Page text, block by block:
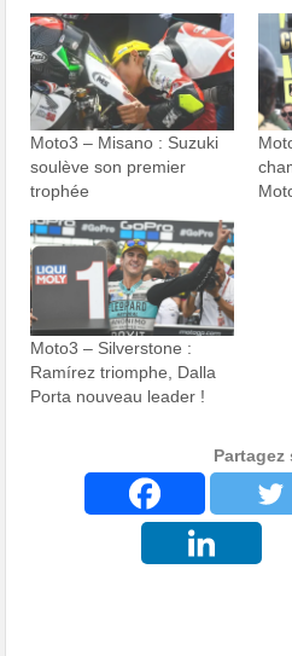
Moto3 – Misano : Suzuki
soulève son premier
trophée
Moto3 – Silverstone :
Ramírez triomphe, Dalla
Porta nouveau leader !
Partagez